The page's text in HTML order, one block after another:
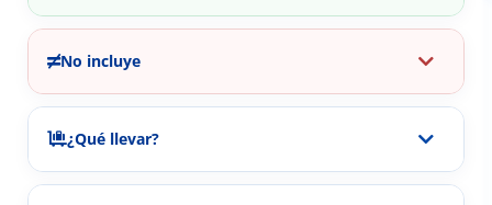
No incluye
¿Qué llevar?